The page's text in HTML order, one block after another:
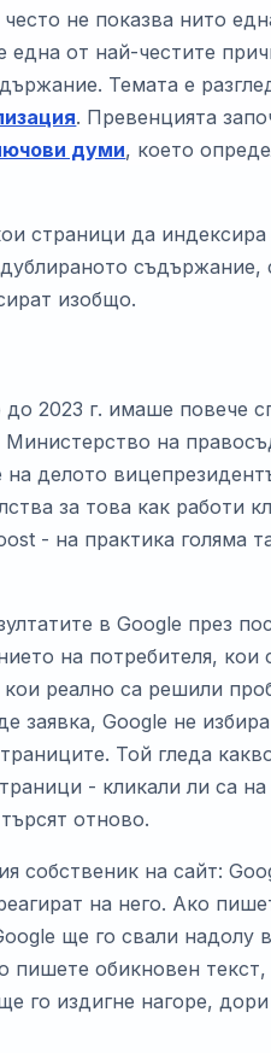
не показва нито
от най-честите
Темата е
. Превенцията
думи, което
страници да
съдържание,
изобщо.
2023 г. имаше повече
Министерство на
делото
за това как работи
- на практика голяма
в Google през
на потребителя, кои
реално са решили
заявка, Google не избира
Той гледа
- кликали ли са на
отново.
собственик на сайт:
на него. Ако
ще го свали надолу в
пишете обикновен текст,
го издигне нагоре,